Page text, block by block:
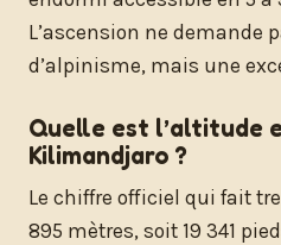
L’ascension ne demande
d’alpinisme, mais une
Quelle est l’altitude
Kilimandjaro ?
Le chiffre officiel qui fait
895 mètres, soit 19 341